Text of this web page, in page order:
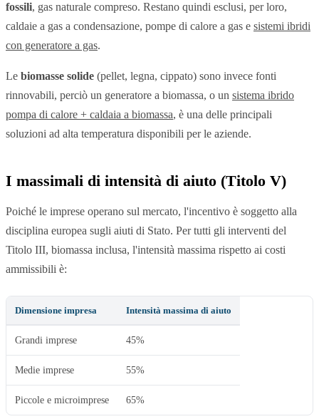
fossili, gas naturale compreso. Restano quindi esclusi, per loro,
caldaie a gas a condensazione, pompe di calore a gas e sistemi ibridi
con generatore a gas.
Le biomasse solide (pellet, legna, cippato) sono invece fonti
rinnovabili, perciò un generatore a biomassa, o un sistema ibrido
pompa di calore + caldaia a biomassa, è una delle principali
soluzioni ad alta temperatura disponibili per le aziende.
I massimali di intensità di aiuto (Titolo V)
Poiché le imprese operano sul mercato, l'incentivo è soggetto alla
disciplina europea sugli aiuti di Stato. Per tutti gli interventi del
Titolo III, biomassa inclusa, l'intensità massima rispetto ai costi
ammissibili è:
Dimensione impresa Intensità massima di aiuto
Grandi imprese 45%
Medie imprese 55%
Piccole e microimprese 65%